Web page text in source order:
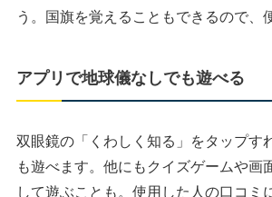
う。国旗を覚えることもできるので、
アプリで地球儀なしでも遊べる
双眼鏡の「くわしく知る」をタップす
も遊べます。他にもクイズゲームや画
して遊ぶことも。使用した人の口コミ